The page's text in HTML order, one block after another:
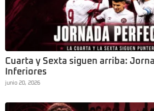
Cuarta y Sexta siguen arriba:
Inferiores
junio 20, 2026